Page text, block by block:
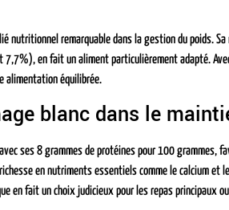
nutritionnel remarquable dans la gestion du poids.
en fait un aliment particulièrement adapté.
alimentation équilibrée.
blanc dans le
ses 8 grammes de protéines pour 100 grammes,
en nutriments essentiels comme le calcium et
en fait un choix judicieux pour les repas principaux